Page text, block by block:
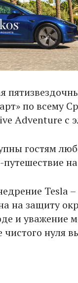
по всему
Adventure с
гостям
Tesla
на защиту
и уважение
нуля